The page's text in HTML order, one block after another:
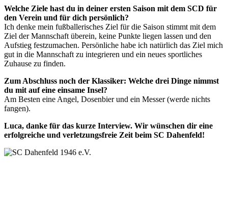
Welche Ziele hast du in deiner ersten Saison mit dem SCD für
den Verein und für dich persönlich?
Ich denke mein fußballerisches Ziel für die Saison stimmt mit dem
Ziel der Mannschaft überein, keine Punkte liegen lassen und den
Aufstieg festzumachen. Persönliche habe ich natürlich das Ziel mich
gut in die Mannschaft zu integrieren und ein neues sportliches
Zuhause zu finden.
Zum Abschluss noch der Klassiker: Welche drei Dinge nimmst
du mit auf eine einsame Insel?
Am Besten eine Angel, Dosenbier und ein Messer (werde nichts
fangen).
Luca, danke für das kurze Interview. Wir wünschen dir eine
erfolgreiche und verletzungsfreie Zeit beim SC Dahenfeld!